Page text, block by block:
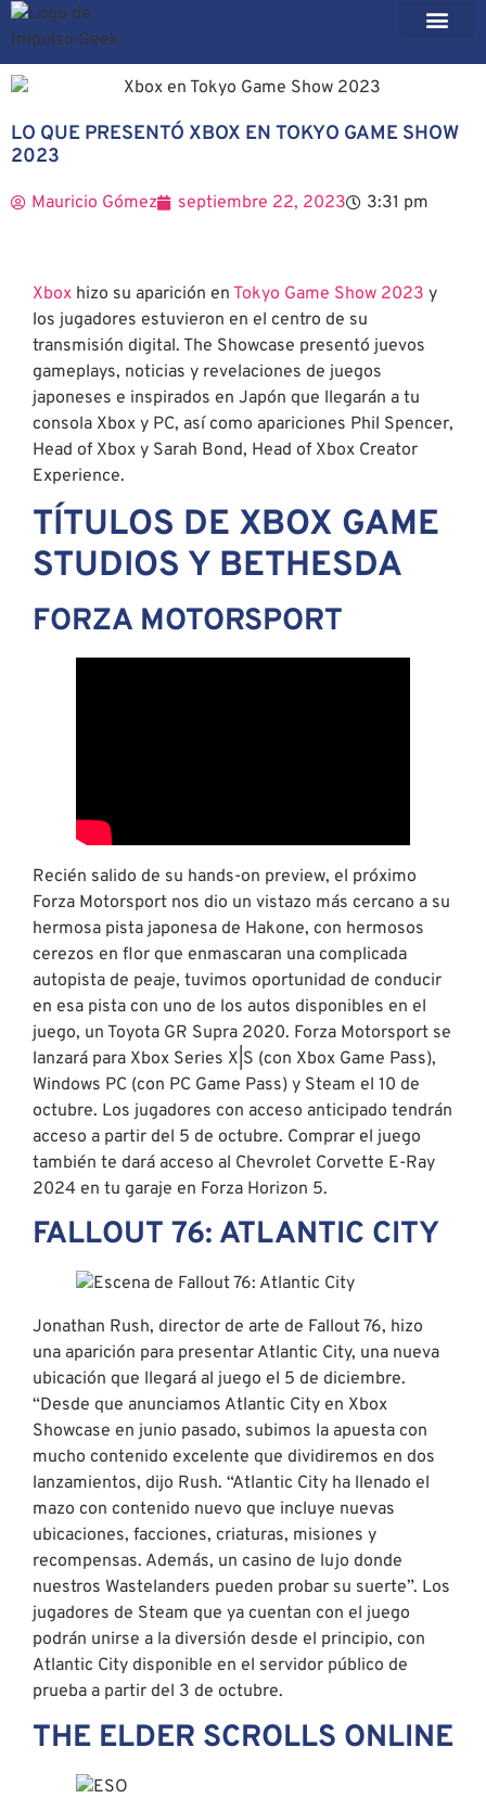
LO QUE PRESENTÓ XBOX EN TOKYO GAME SHOW
2023
Mauricio Gómez septiembre 22, 2023 3:31 pm
Xbox hizo su aparición en Tokyo Game Show 2023 y
los jugadores estuvieron en el centro de su
transmisión digital. The Showcase presentó juevos
gameplays, noticias y revelaciones de juegos
japoneses e inspirados en Japón que llegarán a tu
consola Xbox y PC, así como apariciones Phil Spencer,
Head of Xbox y Sarah Bond, Head of Xbox Creator
Experience.
TÍTULOS DE XBOX GAME
STUDIOS Y BETHESDA
FORZA MOTORSPORT
Recién salido de su hands-on preview, el próximo
Forza Motorsport nos dio un vistazo más cercano a su
hermosa pista japonesa de Hakone, con hermosos
cerezos en flor que enmascaran una complicada
autopista de peaje, tuvimos oportunidad de conducir
en esa pista con uno de los autos disponibles en el
juego, un Toyota GR Supra 2020. Forza Motorsport se
lanzará para Xbox Series X|S (con Xbox Game Pass),
Windows PC (con PC Game Pass) y Steam el 10 de
octubre. Los jugadores con acceso anticipado tendrán
acceso a partir del 5 de octubre. Comprar el juego
también te dará acceso al Chevrolet Corvette E-Ray
2024 en tu garaje en Forza Horizon 5.
FALLOUT 76: ATLANTIC CITY
Jonathan Rush, director de arte de Fallout 76, hizo
una aparición para presentar Atlantic City, una nueva
ubicación que llegará al juego el 5 de diciembre.
“Desde que anunciamos Atlantic City en Xbox
Showcase en junio pasado, subimos la apuesta con
mucho contenido excelente que dividiremos en dos
lanzamientos, dijo Rush. “Atlantic City ha llenado el
mazo con contenido nuevo que incluye nuevas
ubicaciones, facciones, criaturas, misiones y
recompensas. Además, un casino de lujo donde
nuestros Wastelanders pueden probar su suerte”. Los
jugadores de Steam que ya cuentan con el juego
podrán unirse a la diversión desde el principio, con
Atlantic City disponible en el servidor público de
prueba a partir del 3 de octubre.
THE ELDER SCROLLS ONLINE